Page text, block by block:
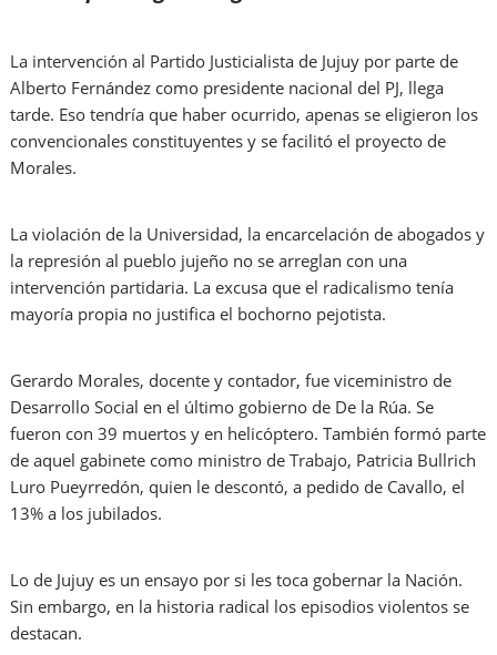
La intervención al Partido Justicialista de Jujuy por parte de
Alberto Fernández como presidente nacional del PJ, llega
tarde. Eso tendría que haber ocurrido, apenas se eligieron los
convencionales constituyentes y se facilitó el proyecto de
Morales.
La violación de la Universidad, la encarcelación de abogados y
la represión al pueblo jujeño no se arreglan con una
intervención partidaria. La excusa que el radicalismo tenía
mayoría propia no justifica el bochorno pejotista.
Gerardo Morales, docente y contador, fue viceministro de
Desarrollo Social en el último gobierno de De la Rúa. Se
fueron con 39 muertos y en helicóptero. También formó parte
de aquel gabinete como ministro de Trabajo, Patricia Bullrich
Luro Pueyrredón, quien le descontó, a pedido de Cavallo, el
13% a los jubilados.
Lo de Jujuy es un ensayo por si les toca gobernar la Nación.
Sin embargo, en la historia radical los episodios violentos se
destacan.